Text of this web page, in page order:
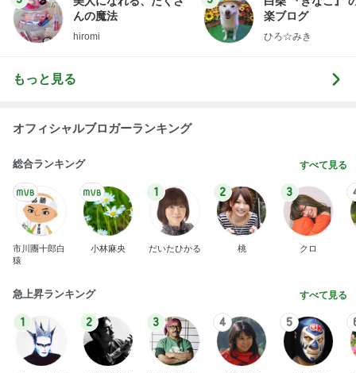
んの魔法
hiromi
楽ブログ
ひろ☆みき
もっと見る
オフィシャルブロガーランキング
総合ランキング すべて見る
市川團十郎白
猿
小林麻央
1
だいたひかる
2
桃
3
クロ
急上昇ランキング すべて見る
1 2 3 4 5